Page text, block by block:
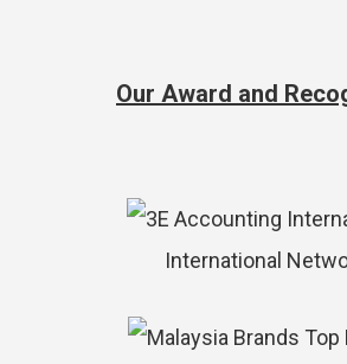
Our Award and
International